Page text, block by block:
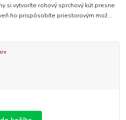
si vytvoríte rohový sprchový kút presne
ho prispôsobíte priestorovým mož...